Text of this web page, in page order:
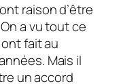
raison d’être
a vu tout ce
fait au
Mais il
un accord